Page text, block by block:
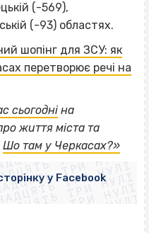
(-569),
(-93) областях.
шопінг для ЗСУ: як
перетворює речі на
сьогодні на
життя міста та
Шо там у Черкасах?»
ТРИ НУЛІ
ТРИ НУЛІ
ТРИ НУЛІ
ТРИ НУЛІ
ТРИ НУЛІ
ТРИ НУЛІ
ТРИ НУЛІ
у Facebook